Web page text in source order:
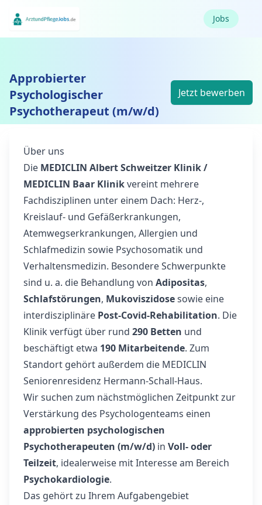
Jobs
Approbierter
Psychologischer
Psychotherapeut (m/w/d)
Jetzt bewerben
Über uns
Die MEDICLIN Albert Schweitzer Klinik /
MEDICLIN Baar Klinikvereint mehrere
Fachdisziplinen unter einem Dach: Herz-,
Kreislauf- und Gefäßerkrankungen,
Atemwegserkrankungen, Allergien und
Schlafmedizin sowie Psychosomatik und
Verhaltensmedizin. Besondere Schwerpunkte
sind u. a. die Behandlung von Adipositas,
Schlafstörungen, Mukoviszidosesowie eine
interdisziplinäre Post-Covid-Rehabilitation. Die
Klinik verfügt über rund 290 Betten und
beschäftigt etwa 190 Mitarbeitende. Zum
Standort gehört außerdem die MEDICLIN
Seniorenresidenz Hermann-Schall-Haus.
Wir suchen zum nächstmöglichen Zeitpunkt zur
Verstärkung des Psychologenteams einen
approbierten psychologischen
Psychotherapeuten (m/w/d) in Voll- oder
Teilzeit, idealerweise mit Interesse am Bereich
Psychokardiologie.
Das gehört zu Ihrem Aufgabengebiet